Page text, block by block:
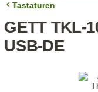
Tastaturen
GETT TKL-
USB-DE